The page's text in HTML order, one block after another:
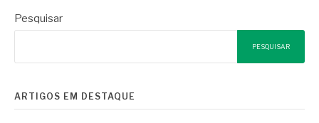
Pesquisar
PESQUISAR
ARTIGOS EM DESTAQUE